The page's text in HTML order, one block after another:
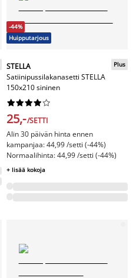
-44%
Huipputarjous
STELLA
Satiinipussilakanasetti STELLA
150x210 sininen
Plus






25,-/SETTI
Alin 30 päivän hinta ennen
kampanjaa: 44,99 /setti (-44%)
Normaalihinta: 44,99 /setti (-44%)
+ lisää kokoja